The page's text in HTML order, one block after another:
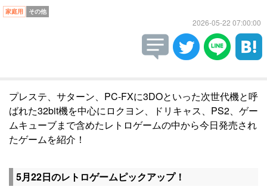
家庭用 その他
2026-05-22 07:00:00
プレステ、サターン、PC-FXに3DOといった次世代機と呼
ばれた32bit機を中心にロクヨン、ドリキャス、PS2、ゲー
ムキューブまで含めたレトロゲームの中から今日発売され
たゲームを紹介！
5月22日のレトロゲームピックアップ！